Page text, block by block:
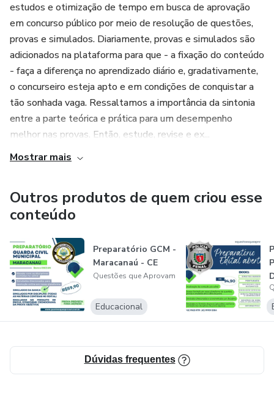
estudos e otimização de tempo em busca de aprovação
em concurso público por meio de resolução de questões,
provas e simulados. Diariamente, provas e simulados são
adicionados na plataforma para que - a fixação do conteúdo
- faça a diferença no aprendizado diário e, gradativamente,
o concurseiro esteja apto e em condições de conquistar a
tão sonhada vaga. Ressaltamos a importância da sintonia
entre a parte teórica e prática para um desempenho
melhor nas provas. Então, estude, revise e ex...
Mostrar mais
Outros produtos de quem criou esse
conteúdo
Preparatório GCM -
Maracanaú - CE
Questões que Aprovam
Educacional
Dúvidas frequentes